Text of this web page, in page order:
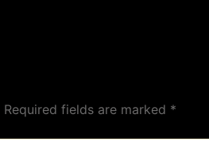
Required fields are marked *